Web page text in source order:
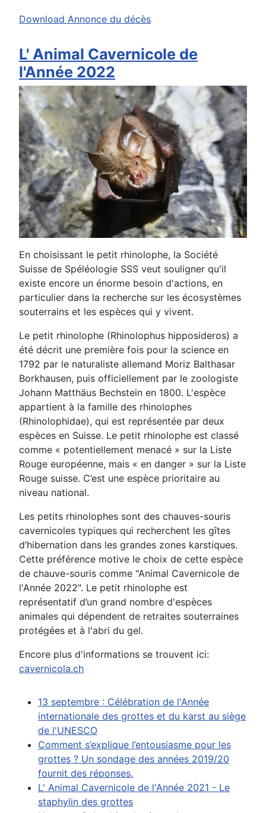
Download Annonce du décès
L' Animal Cavernicole de
l'Année 2022
En choisissant le petit rhinolophe, la Société
Suisse de Spéléologie SSS veut souligner qu'il
existe encore un énorme besoin d'actions, en
particulier dans la recherche sur les écosystèmes
souterrains et les espèces qui y vivent.
Le petit rhinolophe (Rhinolophus hipposideros) a
été décrit une première fois pour la science en
1792 par le naturaliste allemand Moriz Balthasar
Borkhausen, puis officiellement par le zoologiste
Johann Matthäus Bechstein en 1800. L'espèce
appartient à la famille des rhinolophes
(Rhinolophidae), qui est représentée par deux
espèces en Suisse. Le petit rhinolophe est classé
comme « potentiellement menacé » sur la Liste
Rouge européenne, mais « en danger » sur la Liste
Rouge suisse. C’est une espèce prioritaire au
niveau national.
Les petits rhinolophes sont des chauves-souris
cavernicoles typiques qui recherchent les gîtes
d’hibernation dans les grandes zones karstiques.
Cette préférence motive le choix de cette espèce
de chauve-souris comme "Animal Cavernicole de
l'Année 2022". Le petit rhinolophe est
représentatif d’un grand nombre d'espèces
animales qui dépendent de retraites souterraines
protégées et à l'abri du gel.
Encore plus d'informations se trouvent ici:
cavernicola.ch
13 septembre : Célébration de l'Année
internationale des grottes et du karst au siège
de l'UNESCO
Comment s’explique l’entousiasme pour les
grottes ? Un sondage des années 2019/20
fournit des réponses.
L' Animal Cavernicole de l'Année 2021 - Le
staphylin des grottes